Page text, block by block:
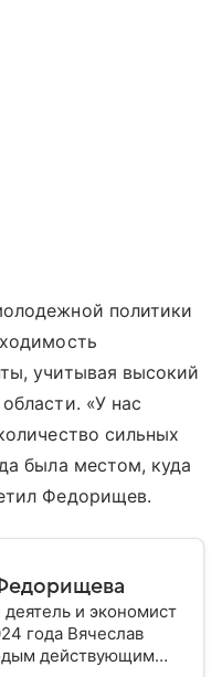
политики
учитывая высокий
«У нас
сильных
была местом, куда
Федорищев.
и экономист
года Вячеслав
действующим